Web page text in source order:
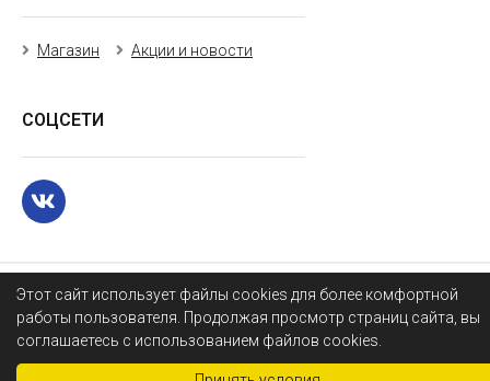
Этот сайт использует файлы cookies для более комфортной
работы пользователя. Продолжая просмотр страниц сайта, вы
соглашаетесь с использованием файлов cookies.
Магазин Акции и новости
СОЦСЕТИ